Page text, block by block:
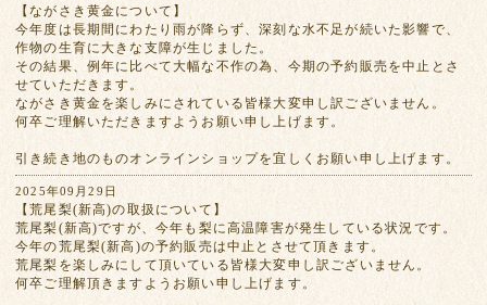
【ながさき黄金について】
今年度は長期間にわたり雨が降らず、深刻な水不足が続いた影響で、
作物の生育に大きな支障が生じました。
その結果、例年に比べて大幅な不作の為、今期の予約販売を中止とさ
せていただきます。
ながさき黄金を楽しみにされている皆様大変申し訳ございません。
何卒ご理解いただきますようお願い申し上げます。
引き続き地のものオンラインショップを宜しくお願い申し上げます。
2025年09月29日
【荒尾梨(新高)の取扱について】
荒尾梨(新高)ですが、今年も梨に高温障害が発生している状況です。
今年の荒尾梨(新高)の予約販売は中止とさせて頂きます。
荒尾梨を楽しみにして頂いている皆様大変申し訳ございません。
何卒ご理解頂きますようお願い申し上げます。